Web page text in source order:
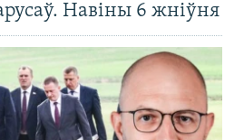
Навіны 6 жніўня